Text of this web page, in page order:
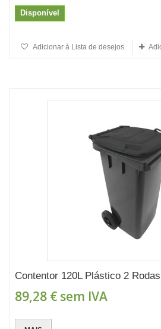
Disponível
Adicionar à Lista de desejos
Contentor 120L Plástico 2
89,28 € sem IVA